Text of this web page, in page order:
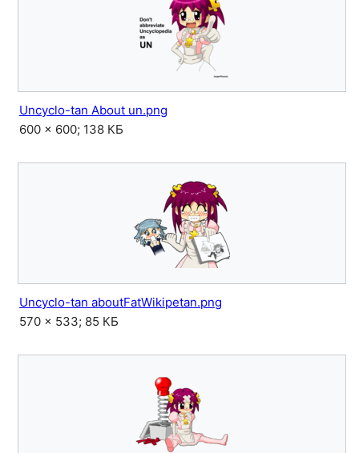
Uncyclo-tan About un.png
600 × 600; 138 КБ
Uncyclo-tan aboutFatWikipetan.png
570 × 533; 85 КБ